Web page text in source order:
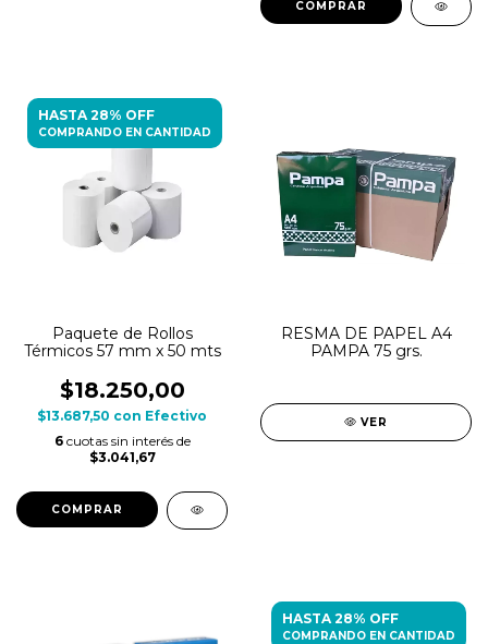
HASTA 28% OFF
COMPRANDO EN CANTIDAD
Paquete de Rollos
Térmicos 57 mm x 50 mts
$18.250,00
$13.687,50 con Efectivo
6 cuotas sin interés de
$3.041,67
RESMA DE PAPEL A4
PAMPA 75 grs.
VER
HASTA 28% OFF
COMPRANDO EN CANTIDAD